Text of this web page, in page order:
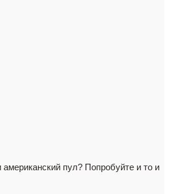
пул? Попробуйте и то и